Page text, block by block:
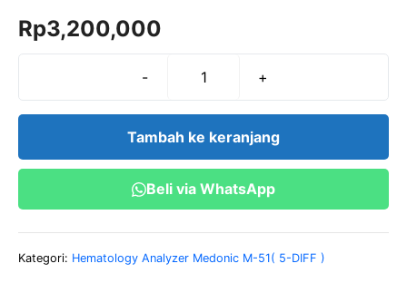
o
u
Rp3,200,000
-
Kuantitas
3
2
ML
+
Tambah ke keranjang
Beli via WhatsApp
Kategori: Hematology Analyzer Medonic M-51( 5-DIFF )